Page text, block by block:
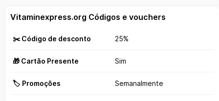
Vitaminexpress.org Códigos e vouchers
✂️ Código de desconto 25%
🎁 Cartão Presente Sim
🏷️ Promoções Semanalmente